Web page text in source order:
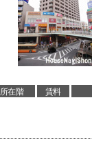
所在階 賃料